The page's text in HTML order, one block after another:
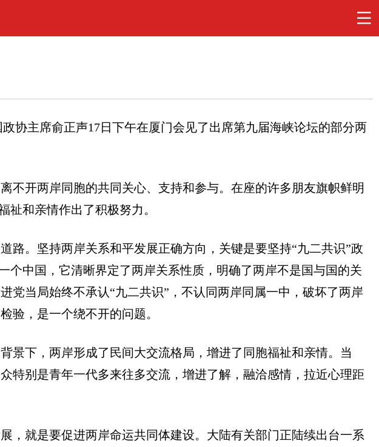
协主席俞正声17日下午在厦门会见了出席第九届海峡论坛的部分两
不开两岸同胞的共同关心、支持和参与。在座的许多朋友旗帜鲜明
祉和亲情作出了积极努力。
路。坚持两岸关系和平发展正确方向，关键是要坚持“九二共识”政
个中国，它清晰界定了两岸关系性质，明确了两岸不是国与国的关
党当局始终不承认“九二共识” ，不认同两岸同属一中，破坏了两岸
验，是一个绕不开的问题。
景下，两岸形成了民间大交流格局，增进了同胞福祉和亲情。当
特别是青年一代多来往多交流，增进了解，融洽感情，拉近心理距
，就是要促进两岸命运共同体建设。大陆有关部门正陆续出台一系